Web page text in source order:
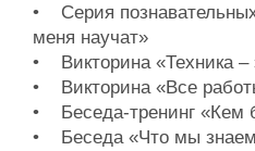
• Серия
меня научат»
• Викторина «Техника –
• Викторина «Все
• Беседа-тренинг «Кем
• Беседа «Что мы